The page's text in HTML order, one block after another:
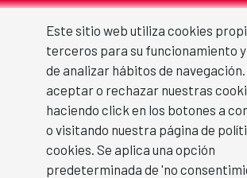
Skip to Main Content
Boletines2024
Este sitio web utiliza cookies
terceros para su funcionamiento
de analizar hábitos de navegación.
aceptar o rechazar nuestras
haciendo click en los botones a
o visitando nuestra página de
cookies. Se aplica una opción
predeterminada de 'no
Boletines 2024
Enero 2024